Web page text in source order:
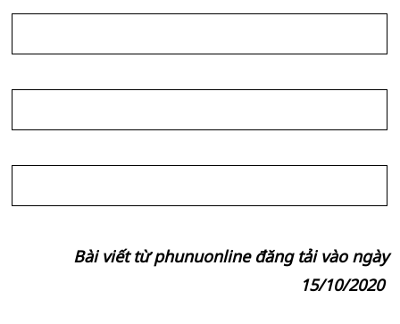
Bài viết từ phunuonline đăng tải vào ngày
15/10/2020